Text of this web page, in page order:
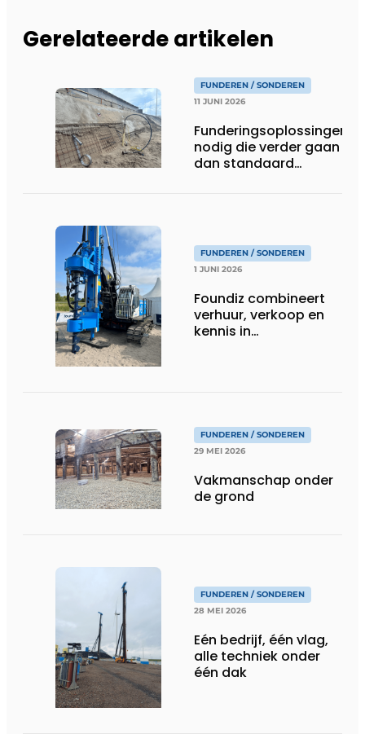
Gerelateerde artikelen
FUNDEREN / SONDEREN
11 JUNI 2026
Funderingsoplossingen
nodig die verder gaan
dan standaard
FUNDEREN / SONDEREN
1 JUNI 2026
Foundiz combineert
verhuur, verkoop en
kennis in
FUNDEREN / SONDEREN
29 MEI 2026
Vakmanschap onder
de grond
FUNDEREN / SONDEREN
28 MEI 2026
Eén bedrijf, één vlag,
alle techniek onder
één dak